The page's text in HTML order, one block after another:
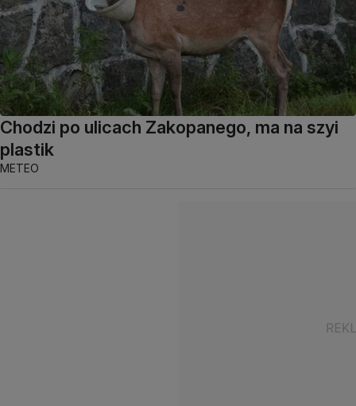
Chodzi po ulicach Zakopanego, ma na szyi
plastik
METEO